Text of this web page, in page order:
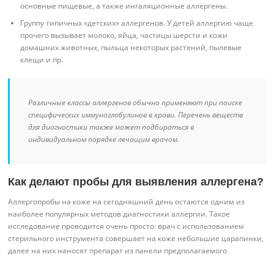
основные пищевые, а также ингаляционные аллергены.
Группу типичных «детских» аллергенов. У детей аллергию чаще
прочего вызывает молоко, яйца, частицы шерсти и кожи
домашних животных, пыльца некоторых растений, пылевые
клещи и пр.
Различные классы аллергенов обычно применяют при поиске
специфических иммуноглобулинов в крови. Перечень веществ
для диагностики также может подбираться в
индивидуальном порядке лечащим врачом.
Как делают пробы для выявления аллергена?
Аллергопробы на коже на сегодняшний день остаются одним из
наиболее популярных методов диагностики аллергии. Такое
исследование проводится очень просто: врач с использованием
стерильного инструмента совершает на коже небольшие царапинки,
далее на них наносят препарат из панели предполагаемого